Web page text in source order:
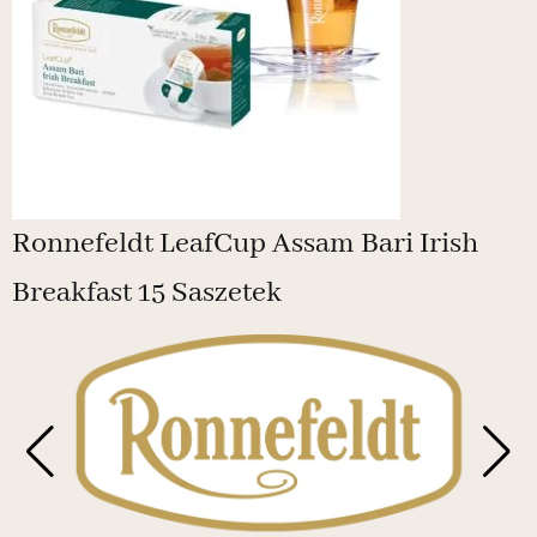
Ronnefeldt LeafCup Assam Bari Irish
Breakfast 15 Saszetek